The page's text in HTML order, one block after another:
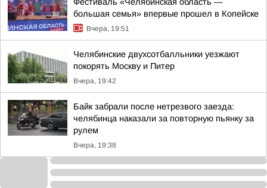
большая семья» впервые прошел в Копейске
Вчера, 19:51
Челябинские двухсотбалльники уезжают
покорять Москву и Питер
Вчера, 19:42
Байк забрали после нетрезвого заезда:
челябинца наказали за повторную пьянку за
рулем
Вчера, 19:38